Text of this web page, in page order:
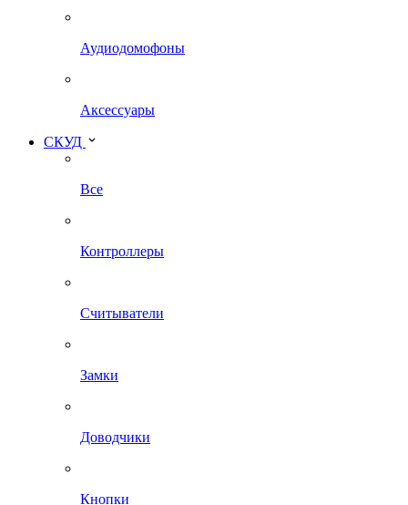
Аудиодомофоны
Аксессуары
СКУД
Все
Контроллеры
Считыватели
Замки
Доводчики
Кнопки